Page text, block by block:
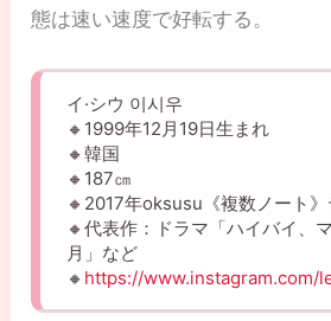
態は速い速度で好転する。
イ·シウ 이시우
🔸1999年12月19日生まれ
🔸韓国
🔸187㎝
🔸2017年oksusu《複数ノート
🔸代表作：ドラマ「ハイバイ、
月」など
🔸 https://www.instagram.com/